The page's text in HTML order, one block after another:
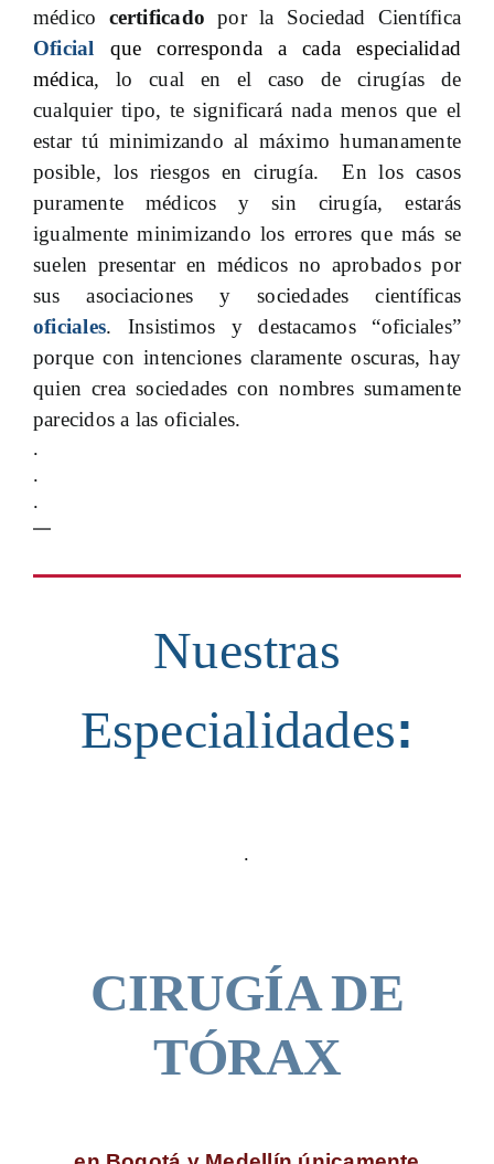
médico certificado por la Sociedad Científica
Oficial que corresponda a cada especialidad
médica, lo cual en el caso de cirugías de
cualquier tipo, te significará nada menos que el
estar tú minimizando al máximo humanamente
posible, los riesgos en cirugía. En los casos
puramente médicos y sin cirugía, estarás
igualmente minimizando los errores que más se
suelen presentar en médicos no aprobados por
sus asociaciones y sociedades científicas
oficiales. Insistimos y destacamos “oficiales”
porque con intenciones claramente oscuras, hay
quien crea sociedades con nombres sumamente
parecidos a las oficiales.
.
.
.
—
Nuestras
Especialidades:
.
CIRUGÍA DE
TÓRAX